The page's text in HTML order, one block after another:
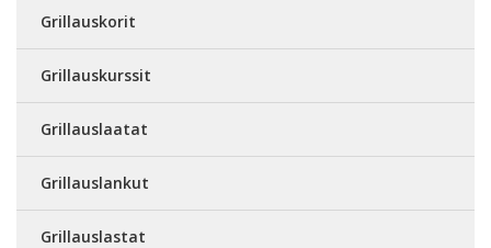
Grillauskorit
Grillauskurssit
Grillauslaatat
Grillauslankut
Grillauslastat